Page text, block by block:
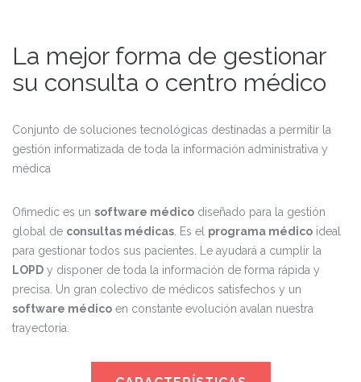
La mejor forma de gestionar
su consulta o centro médico
Conjunto de soluciones tecnológicas destinadas a permitir la
gestión informatizada de toda la información administrativa y
médica
Ofimedic es un software médico diseñado para la gestión
global de consultas médicas . Es el programa médico ideal
para gestionar todos sus pacientes. Le ayudará a cumplir la
LOPD y disponer de toda la información de forma rápida y
precisa. Un gran colectivo de médicos satisfechos y un
software médico en constante evolución avalan nuestra
trayectoria.